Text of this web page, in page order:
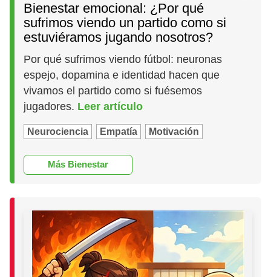
Bienestar emocional: ¿Por qué
sufrimos viendo un partido como si
estuviéramos jugando nosotros?
Por qué sufrimos viendo fútbol: neuronas
espejo, dopamina e identidad hacen que
vivamos el partido como si fuésemos
jugadores. Leer artículo
Neurociencia Empatía Motivación
Más Bienestar